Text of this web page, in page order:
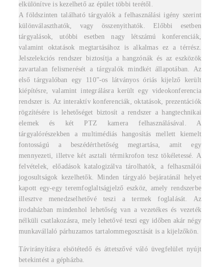
elkülönítve is kezelhető az épület többi terétől.
A földszinten található tárgyalók a felhasználási igény szerint
különválaszthatók, vagy összenyithatók. Előbbi esetben
tárgyalások, utóbbi esetben nagy létszámú konferenciák,
valamint oktatások megtartásához is alkalmas ez a térrész.
Jelszelekciós rendszer biztosítja a hangzónák és az eszközök
zavartalan felismerését a tárgyalók mindkét állapotában. Az
első tárgyalóban egy 110”-os látványos óriás kijelző került
kiépítésre, valamint integrálásra került egy videokonferencia
rendszer is. Az interaktív konferenciák, oktatások, prezentációk
rögzítésére is lehetőséget biztosít a rendszer a hangtechnikai
elemek és két PTZ kamera felhasználásával. A
tárgyalórészekben a multimédiás hangosítás mellett kiemelt
fontosságú a beszédérthetőség megtartása, amit egy
mennyezeti, illetve két asztali térmikrofon tesz tökéletessé. A
felvételek, előadások katalogizálva tárolhatók, a felhasználói
jogosultságok kezelhetők. Minden tárgyaló bejáratánál helyet
kapott egy-egy teremfoglaltságjelző eszköz, amely rendszerbe
illesztve menedzselhetővé teszi a termek foglalását. Az
irodaházban mindenhol lehetőség van a vezetékes és vezeték
nélküli csatlakozásra, mely lehetővé teszi egy időben akár négy
munkavállaló párhuzamos tartalommegosztását is a kijelzőkön.
Távirányításra elsötétedő és áttetszővé váló üvegfelület nyújt
betekintést a gépházba.